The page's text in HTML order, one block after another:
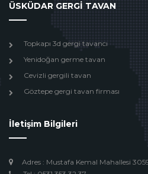
ÜSKÜDAR GERGİ TAVAN
Topkapı 3d gergi tavancı
Yenidoğan germe tavan
Cevizli gergili tavan
Göztepe gergi tavan firması
İletişim Bilgileri
Adres : Mustafa Kemal Mahallesi